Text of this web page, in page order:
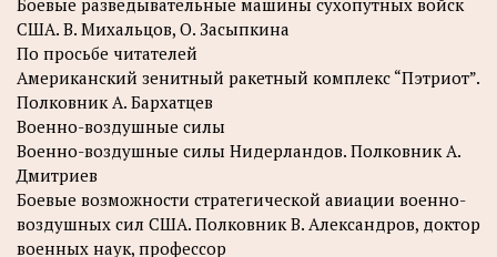
Боевые разведывательные машины сухопутных войск
США. В. Михальцов, О. Засыпкина
По просьбе читателей
Американский зенитный ракетный комплекс “Пэтриот”.
Полковник А. Бархатцев
Военно-воздушные силы
Военно-воздушные силы Нидерландов. Полковник А.
Дмитриев
Боевые возможности стратегической авиации военно-
воздушных сил США. Полковник В. Александров, доктор
военных наук, профессор